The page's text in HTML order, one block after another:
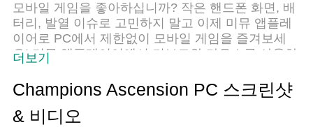
모바일 게임을 좋아하십니까? 작은 핸드폰 화면, 배
터리, 발열 이슈로 고민하지 말고 이제 미뮤 앱플레
이어로 PC에서 제한없이 모바일 게임을 즐겨보세
요! 미뮤 앱플레이어에서 키보드와 마우스를 사용하
컴퓨터에서 다운로드 하시고 Champions Ascension
설치하세요. 배터리 걱정, 발열 걱정 필요없이 마음
껏 즐길수 있습니다; 미뮤 멀티로 무장하여 모바일
더보기
Champions Ascension PC 스크린샷
& 비디오